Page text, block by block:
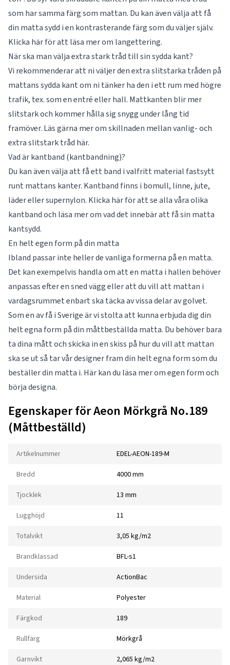
som har samma färg som mattan. Du kan även välja att få
din matta sydd i en kontrasterande färg som du väljer själv.
Klicka här för att läsa mer om langettering.
När ska man välja extra stark tråd till sin sydda kant?
Vi rekommenderar att ni väljer den extra slitstarka tråden på
mattans sydda kant om ni tänker ha den i ett rum med högre
trafik, tex. som en entré eller hall. Mattkanten blir mer
slitstark och kommer hålla sig snygg under lång tid
framöver. Läs gärna mer om skillnaden mellan vanlig- och
extra slitstark tråd här.
Vad är kantband (kantbandning)?
Du kan även välja att få ett band i valfritt material fastsytt
runt mattans kanter. Kantband finns i bomull, linne, jute,
läder eller supernylon. Klicka här för att se alla våra olika
kantbandoch läsa mer om vad det innebär att få sin matta
kantsydd.
En helt egen form på din matta
Ibland passar inte heller de vanliga formerna på en matta.
Det kan exempelvis handla om att en matta i hallen behöver
anpassas efter en sned vägg eller att du vill att mattan i
vardagsrummet enbart ska täcka av vissa delar av golvet.
Som en av få i Sverige är vi stolta att kunna erbjuda dig din
helt egna form på din måttbeställda matta. Du behöver bara
ta dina mått och skicka in en skiss på hur du vill att mattan
ska se ut så tar vår designer fram din helt egna form som du
beställer din matta i. Här kan du läsa mer omegen formoch
börja designa.
Egenskaper för Aeon Mörkgrå No.189
(Måttbeställd)
Artikelnummer EDEL-AEON-189-M
Bredd 4000 mm
Tjocklek 13 mm
Lugghöjd 11
Totalvikt 3,05 kg/m2
Brandklassad BFL-s1
Undersida ActionBac
Material Polyester
Färgkod 189
Rullfärg Mörkgrå
Garnvikt 2,065 kg/m2